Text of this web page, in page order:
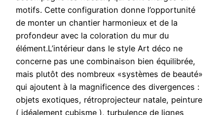
motifs. Cette configuration donne l’opportunité
de monter un chantier harmonieux et de la
profondeur avec la coloration du mur du
élément.L’intérieur dans le style Art déco ne
concerne pas une combinaison bien équilibrée,
mais plutôt des nombreux «systèmes de beauté»
qui ajoutent à la magnificence des divergences :
objets exotiques, rétroprojecteur natale, peinture
( idéalement cubisme ), turbulence de lignes